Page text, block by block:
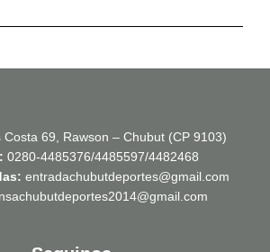
Costa 69, Rawson – Chubut (CP 9103)
0280-4485376/4485597/4482468
entradachubutdeportes@gmail.com